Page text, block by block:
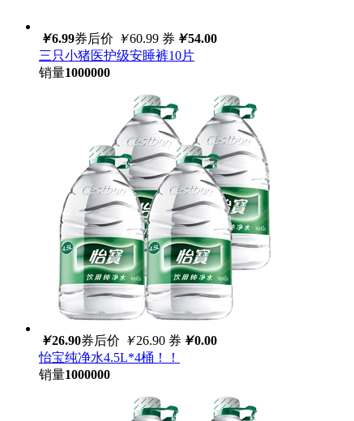
￥6.99券后价 ￥60.99 券 ￥54.00
三只小猪医护级安睡裤10片
销量1000000
￥26.90券后价 ￥26.90 券 ￥0.00
怡宝纯净水4.5L*4桶！！
销量1000000